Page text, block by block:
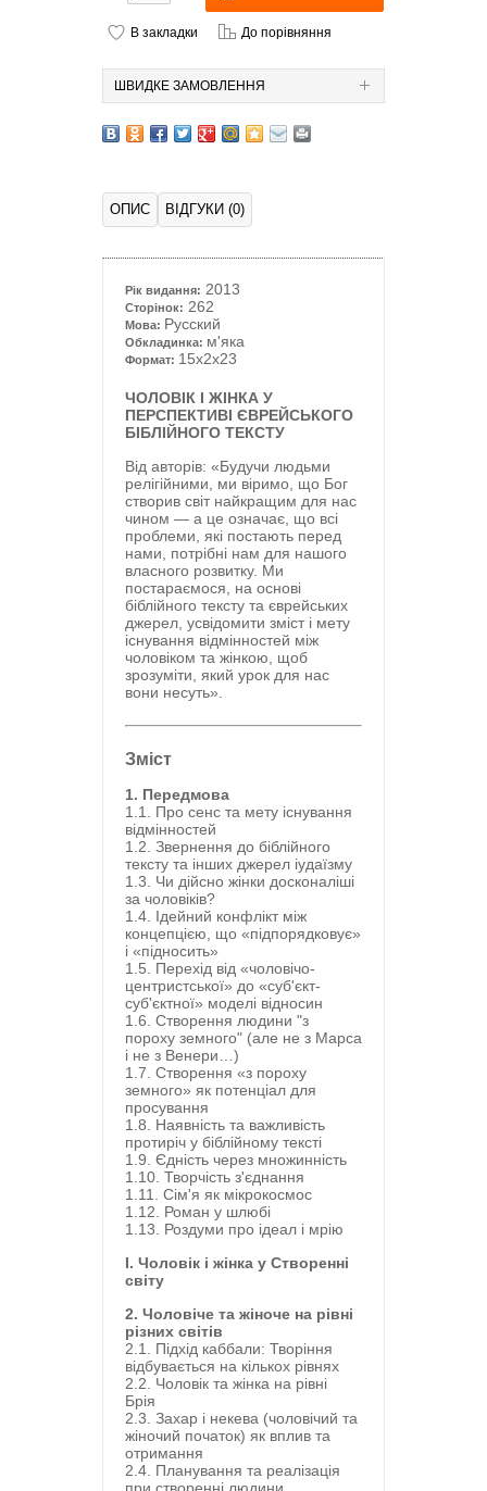
В закладки До порівняння
ШВИДКЕ ЗАМОВЛЕННЯ
ОПИС ВІДГУКИ (0)
Рік видання: 2013
Сторінок: 262
Мова: Русский
Обкладинка: м'яка
Формат: 15x2x23
ЧОЛОВІК І ЖІНКА У
ПЕРСПЕКТИВІ ЄВРЕЙСЬКОГО
БІБЛІЙНОГО ТЕКСТУ
Від авторів: «Будучи людьми
релігійними, ми віримо, що Бог
створив світ найкращим для нас
чином — а це означає, що всі
проблеми, які постають перед
нами, потрібні нам для нашого
власного розвитку. Ми
постараємося, на основі
біблійного тексту та єврейських
джерел, усвідомити зміст і мету
існування відмінностей між
чоловіком та жінкою, щоб
зрозуміти, який урок для нас
вони несуть».
Зміст
1. Передмова
1.1. Про сенс та мету існування
відмінностей
1.2. Звернення до біблійного
тексту та інших джерел іудаїзму
1.3. Чи дійсно жінки досконаліші
за чоловіків?
1.4. Ідейний конфлікт між
концепцією, що «підпорядковує»
і «підносить»
1.5. Перехід від «чоловічо-
центристської» до «суб'єкт-
суб'єктної» моделі відносин
1.6. Створення людини "з
пороху земного" (але не з Марса
і не з Венери…)
1.7. Створення «з пороху
земного» як потенціал для
просування
1.8. Наявність та важливість
протиріч у біблійному тексті
1.9. Єдність через множинність
1.10. Творчість з'єднання
1.11. Сім'я як мікрокосмос
1.12. Роман у шлюбі
1.13. Роздуми про ідеал і мрію
I. Чоловік і жінка у Створенні
світу
2. Чоловіче та жіноче на рівні
різних світів
2.1. Підхід каббали: Творіння
відбувається на кількох рівнях
2.2. Чоловік та жінка на рівні
Брія
2.3. Захар і некева (чоловічий та
жіночий початок) як вплив та
отримання
2.4. Планування та реалізація